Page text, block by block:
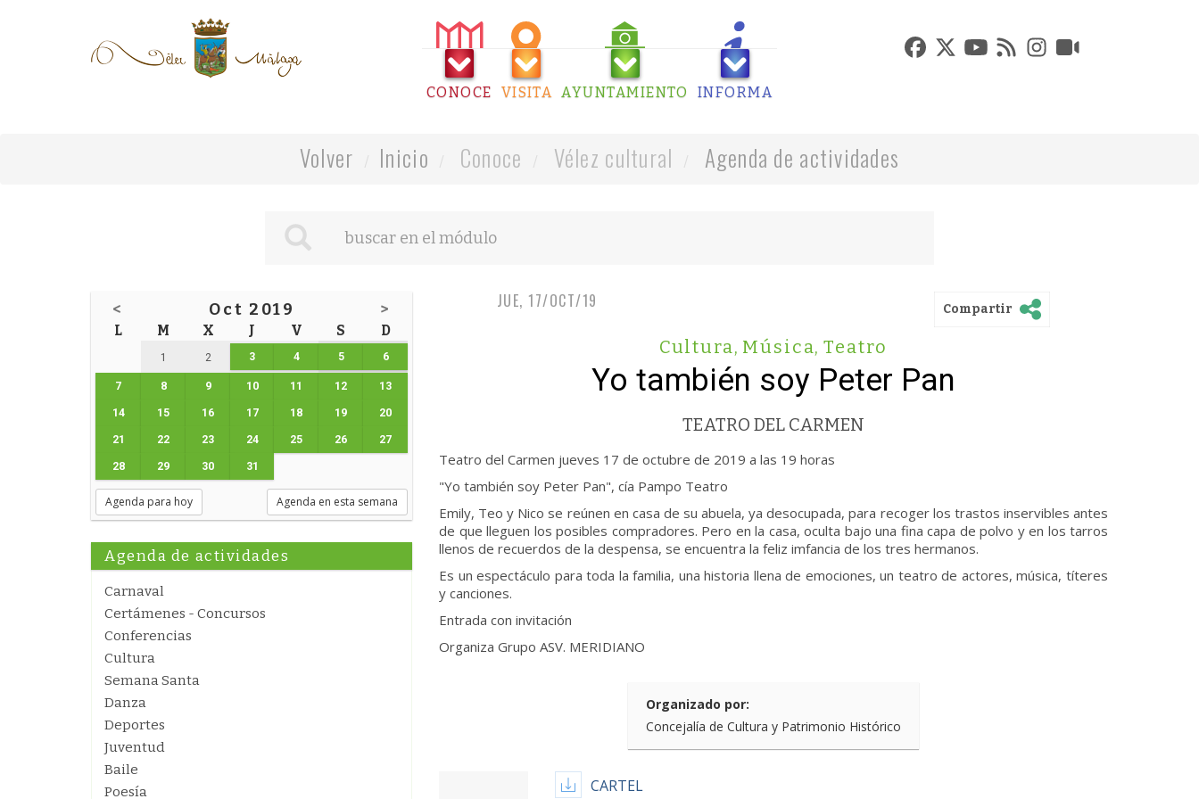
CONOCE VISITA AYUNTAMIENTO INFORMA
Volver Inicio Conoce Vélez cultural Agenda de actividades
< Oct 2019 >
L M X J V S D
1 2 3 4 5 6
7 8 9 10 11 12 13
14 15 16 17 18 19 20
21 22 23 24 25 26 27
28 29 30 31
Agenda para hoy Agenda en esta semana
Agenda de actividades
Carnaval
Certámenes - Concursos
Conferencias
Cultura
Semana Santa
Danza
Deportes
Juventud
Baile
Poesía
JUE, 17/OCT/19 Compartir
Cultura, Música, Teatro
Yo también soy Peter Pan
TEATRO DEL CARMEN
Teatro del Carmen jueves 17 de octubre de 2019 a las 19 horas
"Yo también soy Peter Pan", cía Pampo Teatro
Emily, Teo y Nico se reúnen en casa de su abuela, ya desocupada, para recoger los trastos inservibles antes
de que lleguen los posibles compradores. Pero en la casa, oculta bajo una fina capa de polvo y en los tarros
llenos de recuerdos de la despensa, se encuentra la feliz imfancia de los tres hermanos.
Es un espectáculo para toda la familia, una historia llena de emociones, un teatro de actores, música, títeres
y canciones.
Entrada con invitación
Organiza Grupo ASV. MERIDIANO
Organizado por:
Concejalía de Cultura y Patrimonio Histórico
CARTEL